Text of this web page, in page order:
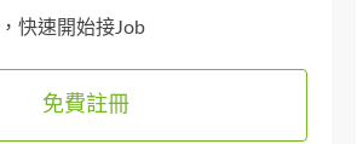
快速開始接Job
免費註冊